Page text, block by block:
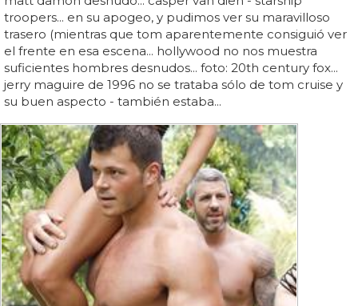
troopers... en su apogeo, y pudimos ver su maravilloso
trasero (mientras que tom aparentemente consiguió ver
el frente en esa escena... hollywood no nos muestra
suficientes hombres desnudos... foto: 20th century fox...
jerry maguire de 1996 no se trataba sólo de tom cruise y
su buen aspecto - también estaba...